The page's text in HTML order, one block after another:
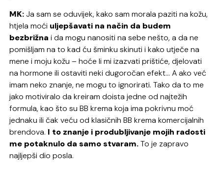
MK:Ja sam se oduvijek, kako sam morala paziti na kožu,
htjela moći uljepšavati na način da budem
bezbrižna i da mogu nanositi na sebe nešto, a da ne
pomišljam na to kad ću šminku skinuti i kako utječe na
mene i moju kožu – hoće li mi izazvati prištiće, djelovati
na hormone ili ostaviti neki dugoročan efekt… A ako već
imam neko znanje, ne mogu to ignorirati. Tako da to me
jako motiviralo da kreiram doista jedne od najtežih
formula, kao što su BB krema koja ima pokrivnu moć
jednaku ili čak veću od klasičnih BB krema komercijalnih
brendova. I to znanje i produbljivanje mojih radosti
me potaknulo da samo stvaram.To je zapravo
najljepši dio posla.